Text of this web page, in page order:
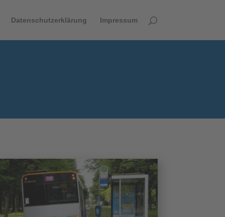
Datenschutzerklärung Impressum